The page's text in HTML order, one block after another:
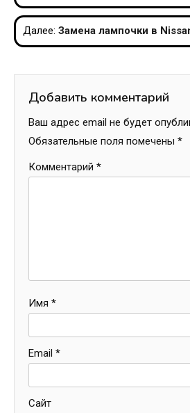
по
записям
Далее: Замена лампочки в
Добавить комментарий
Ваш адрес email не будет
Обязательные поля помечены *
Комментарий *
Имя *
Email *
Сайт